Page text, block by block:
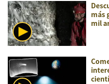
más
mil